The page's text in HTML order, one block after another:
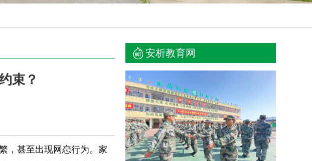
束？
，甚至出现网恋行为。家
安析教育网